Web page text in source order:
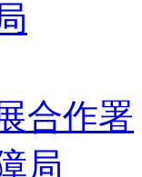
合作署
局